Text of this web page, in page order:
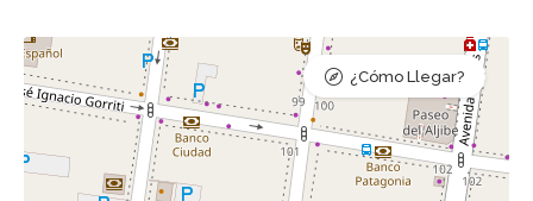
¿Cómo Llegar?